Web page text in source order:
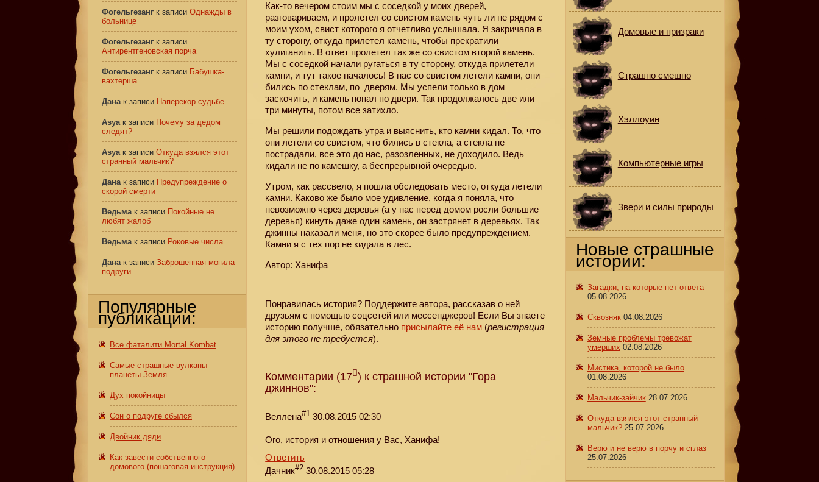
Как-то вечером стоим мы с соседкой у моих дверей,
разговариваем, и пролетел со свистом камень чуть ли не рядом с
моим ухом, свист которого я отчетливо услышала. Я закричала в
ту сторону, откуда прилетел камень, чтобы прекратили
хулиганить. В ответ пролетел так же со свистом второй камень.
Мы с соседкой начали ругаться в ту сторону, откуда прилетели
камни, и тут такое началось! В нас со свистом летели камни, они
бились по стеклам, по дверям. Мы успели только в дом
заскочить, и камень попал по двери. Так продолжалось две или
три минуты, потом все затихло.
Мы решили подождать утра и выяснить, кто камни кидал. То, что
они летели со свистом, что бились в стекла, а стекла не
пострадали, все это до нас, разозленных, не доходило. Ведь
кидали не по камешку, а беспрерывной очередью.
Утром, как рассвело, я пошла обследовать место, откуда летели
камни. Каково же было мое удивление, когда я поняла, что
невозможно через деревья (а у нас перед домом росли большие
деревья) кинуть даже один камень, он застрянет в деревьях. Так
джинны наказали меня, но это скорее было предупреждением.
Камни я с тех пор не кидала в лес.
Автор: Ханифа
Понравилась история? Поддержите автора, рассказав о ней
друзьям с помощью соцсетей или мессенджеров! Если Вы знаете
историю получше, обязательно присылайте её нам (регистрация
для этого не требуется).
Комментарии (17 ) к страшной истории "Гора
джиннов":
Веллена#1 30.08.2015 02:30
Ого, история и отношения у Вас, Ханифа!
Ответить
Дачник#2 30.08.2015 05:28
Фогельгезанг к записи Однажды в
больнице
Фогельгезанг к записи
Антирентгеновская порча
Фогельгезанг к записи Бабушка-
вахтерша
Данак записи Наперекор судьбе
Asyaк записи Почему за дедом
следят?
Asyaк записи Откуда взялся этот
странный мальчик?
Данак записи Предупреждение о
скорой смерти
Ведьмак записи Покойные не
любят жалоб
Ведьмак записи Роковые числа
Данак записи Заброшенная могила
подруги
Популярные
публикации:
Все фаталити Mortal Kombat
Самые страшные вулканы
планеты Земля
Дух покойницы
Сон о подруге сбылся
Двойник дяди
Как завести собственного
домового (пошаговая инструкция)
Домовые и призраки
Страшно смешно
Хэллоуин
Компьютерные игры
Звери и силы природы
Новые страшные
истории:
Загадки, на которые нет ответа
05.08.2026
Сквозняк 04.08.2026
Земные проблемы тревожат
умерших 02.08.2026
Мистика, которой не было
01.08.2026
Мальчик-зайчик 28.07.2026
Откуда взялся этот странный
мальчик? 25.07.2026
Верю и не верю в порчу и сглаз
25.07.2026